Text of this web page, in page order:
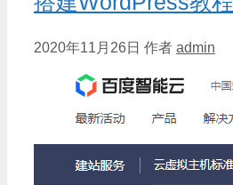
2020年11月26日 作者 admin